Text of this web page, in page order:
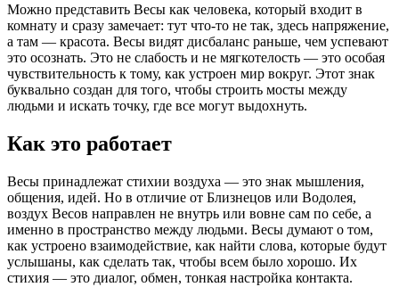
Можно представить Весы как человека, который входит в
комнату и сразу замечает: тут что-то не так, здесь напряжение,
а там — красота. Весы видят дисбаланс раньше, чем успевают
это осознать. Это не слабость и не мягкотелость — это особая
чувствительность к тому, как устроен мир вокруг. Этот знак
буквально создан для того, чтобы строить мосты между
людьми и искать точку, где все могут выдохнуть.
Как это работает
Весы принадлежат стихии воздуха — это знак мышления,
общения, идей. Но в отличие от Близнецов или Водолея,
воздух Весов направлен не внутрь или вовне сам по себе, а
именно в пространство между людьми. Весы думают о том,
как устроено взаимодействие, как найти слова, которые будут
услышаны, как сделать так, чтобы всем было хорошо. Их
стихия — это диалог, обмен, тонкая настройка контакта.